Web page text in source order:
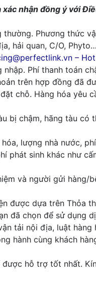
xác nhận đồng ý với
Phương thức
hải quan, C/O,
–
Phí thanh toán
trên hợp đồng đã
chỗ. Hàng hóa yêu
bị chậm, hãng tàu có
lượng nhà nước,
phát sinh khác như
và người gửi hàng/
được dựa trên Thỏa
đã chọn để sử dụng
tải nội địa, luật hàng
hành cùng khách
hỗ trợ tốt nhất.